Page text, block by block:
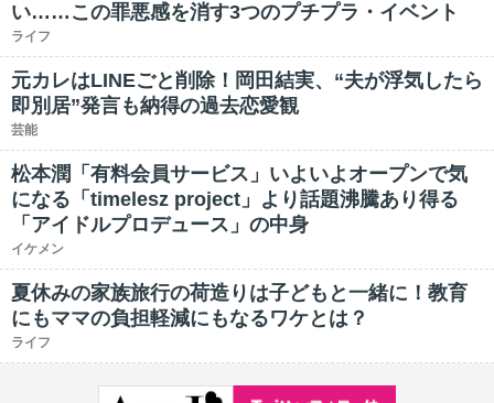
い……この罪悪感を消す3つのプチプラ・イベント
ライフ
元カレはLINEごと削除！岡田結実、“夫が浮気したら
即別居”発言も納得の過去恋愛観
芸能
松本潤「有料会員サービス」いよいよオープンで気
になる「timelesz project」より話題沸騰あり得る
「アイドルプロデュース」の中身
イケメン
夏休みの家族旅行の荷造りは子どもと一緒に！教育
にもママの負担軽減にもなるワケとは？
ライフ